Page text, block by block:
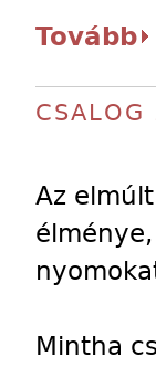
Tovább
CSALOG
Az
Mintha